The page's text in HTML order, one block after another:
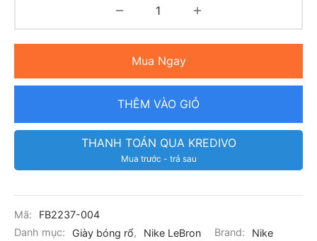
Mua Ngay
THÊM VÀO GIỎ
THANH TOÁN QUA KREDIVO
Mua trước - trả sau
Mã:
FB2237-004
Danh mục:
Giày bóng rổ, Nike LeBron Brand: Nike